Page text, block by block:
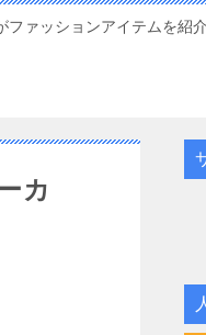
ファッションアイテムを紹
カ